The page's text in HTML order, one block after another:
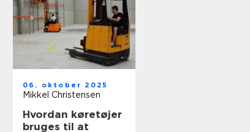
06. oktober 2025
Mikkel Christensen
Hvordan køretøjer
bruges til at